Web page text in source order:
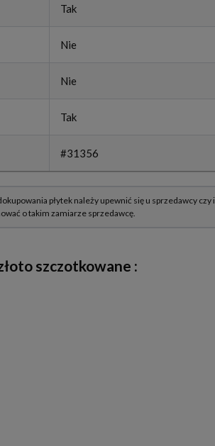
Tak
Nie
Nie
Tak
#31356
szczotkowane :